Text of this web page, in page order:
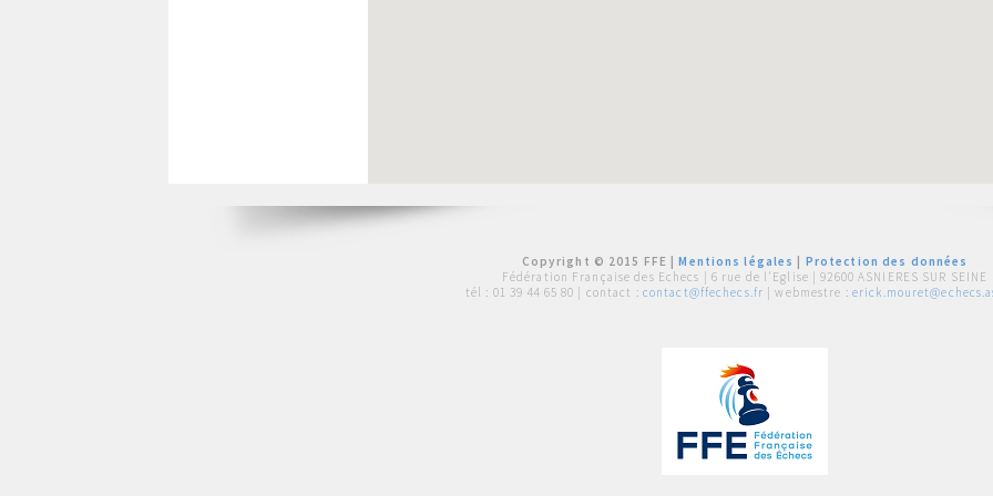
Copyright © 2015 FFE |Mentions légales
Protection des données
Fédération Française des Echecs | 6 rue de l'Eglise | 92600 ASNIERES SUR SEINE
tél : 01 39 44 65 80 | contact : contact@ffechecs.fr | webmestre :